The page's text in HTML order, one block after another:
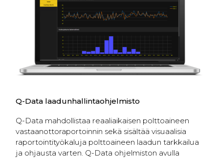
Q-Data laadunhallintaohjelmisto
Q-Data mahdollistaa reaaliaikaisen polttoaineen
vastaanottoraportoinnin sekä sisältää visuaalisia
raportointityökaluja polttoaineen laadun tarkkailua
ja ohjausta varten. Q-Data ohjelmiston avulla